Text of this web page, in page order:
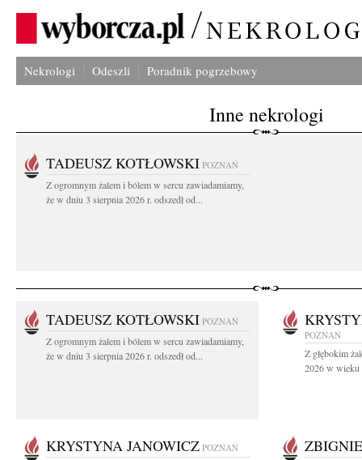
Nekrologi Odeszli Poradnik pogrzebowy
Inne nekrologi
TADEUSZ KOTŁOWSKI POZNAŃ
Z ogromnym żalem i bólem w sercu zawiadamiamy,
że w dniu 3 sierpnia 2026 r. odszedł od...
TADEUSZ KOTŁOWSKI POZNAŃ
Z ogromnym żalem i bólem w sercu zawiadamiamy,
że w dniu 3 sierpnia 2026 r. odszedł od...
POZNAŃ
Z głębokim
2026 w wieku
KRYSTYNA JANOWICZ POZNAŃ